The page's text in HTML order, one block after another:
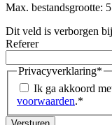
Max. bestandsgrootte:
Dit veld is verborgen
Referer
Privacyverklaring*
Ik ga akkoord
voorwaarden.*